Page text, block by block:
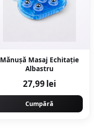
Mănuşă Masaj Echitaţie
Albastru
27,99 lei
Cumpără